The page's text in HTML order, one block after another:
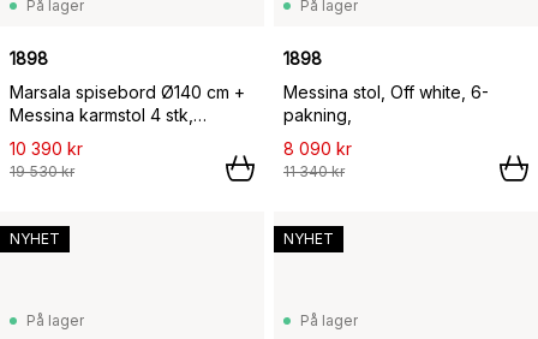
På lager
1898
Marsala spisebord Ø140 cm +
Messina karmstol 4 stk,
Anthracite,
10 390 kr
19 530 kr
På lager
1898
Messina stol, Off white, 6-
pakning,
8 090 kr
11 340 kr
På lager
NYHET
På lager
NYHET